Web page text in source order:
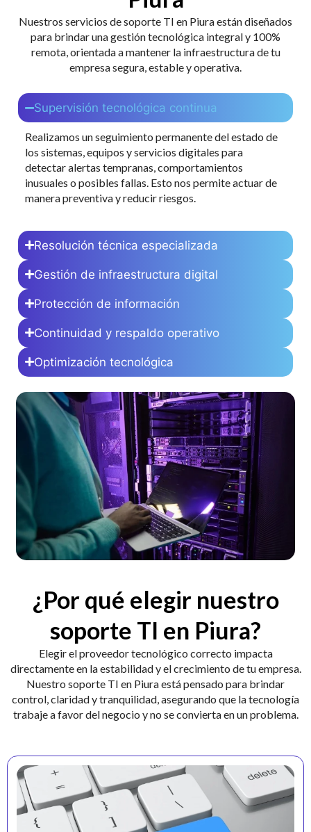
Nuestros servicios de soporte TI en Piura están diseñados
para brindar una gestión tecnológica integral y 100%
remota, orientada a mantener la infraestructura de tu
empresa segura, estable y operativa.
Supervisión tecnológica continua
Realizamos un seguimiento permanente del estado de
los sistemas, equipos y servicios digitales para
detectar alertas tempranas, comportamientos
inusuales o posibles fallas. Esto nos permite actuar de
manera preventiva y reducir riesgos.
Resolución técnica especializada
Gestión de infraestructura digital
Protección de información
Continuidad y respaldo operativo
Optimización tecnológica
¿Por qué elegir nuestro
soporte TI en Piura?
Elegir el proveedor tecnológico correcto impacta
directamente en la estabilidad y el crecimiento de tu empresa.
Nuestro soporte TI en Piura está pensado para brindar
control, claridad y tranquilidad, asegurando que la tecnología
trabaje a favor del negocio y no se convierta en un problema.